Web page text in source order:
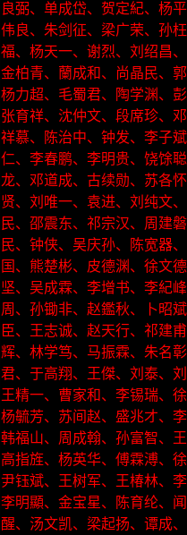
良弼、单成岱、贺定紀、杨
伟良、朱剑征、梁广荣、孙
福、杨天一、谢烈、刘绍昌
金柏青、蘭成和、尚晶民、
杨力超、毛蜀君、陶学渊、
张育祥、沈仲文、段席珍、
祥慕、陈治中、钟发、李子
仁、李春鹏、李明贵、饶馀
龙、邓道成、古续勋、苏各
贤、刘唯一、袁进、刘纯文
民、邵震东、祁宗汉、周建
民、钟侠、吴庆孙、陈宽器
国、熊楚彬、皮德渊、徐文
坚、吴成霖、李增书、李紀
周、孙锄非、赵鑑秋、卜昭
臣、王志诚、赵天行、祁建
辉、林学笃、马振霖、朱名
君、于高翔、王傑、刘泰、
王精一、曹家和、李锡瑞、
杨毓芳、苏间赵、盛兆才、
韩福山、周成翰、孙富智、
高指旌、杨英华、傅霖溥、
尹钰斌、王树军、王椿林、
李明顯、金宝星、陈育纶、
醒、汤文凯、梁起扬、谭成